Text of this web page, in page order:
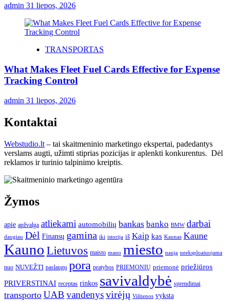
admin 31 liepos, 2026
TRANSPORTAS
What Makes Fleet Fuel Cards Effective for Expense
Tracking Control
admin 31 liepos, 2026
Kontaktai
Webstudio.lt – tai skaitmeninio marketingo ekspertai, padedantys
verslams augti, užimti stiprias pozicijas ir aplenkti konkurentus. Dėl
reklamos ir turinio talpinimo kreiptis.
Žymos
apie apžvalga atliekami automobilių bankas banko BMW darbai
daugiau Dėl Finansų gamina iki istorija iš Kaip kas Kaunas Kaune
KaunoLietuvos maisto mano miesto naują neeksploatuojama
nuo NUVEŽTI paslaugų pora pratybos PRIEMONIŲ priemonė priežiūros
PRIVERSTINAI receptas rinkos savivaldybė sprendimai
transporto UAB vandenysvirėjų Vištienos vyksta